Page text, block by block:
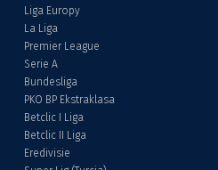
Liga Europy
La Liga
Premier League
Serie A
Bundesliga
PKO BP Ekstraklasa
Betclic I Liga
Betclic II Liga
Eredivisie